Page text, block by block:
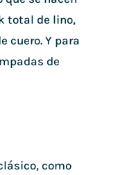
total de lino,
cuero. Y para
de
como